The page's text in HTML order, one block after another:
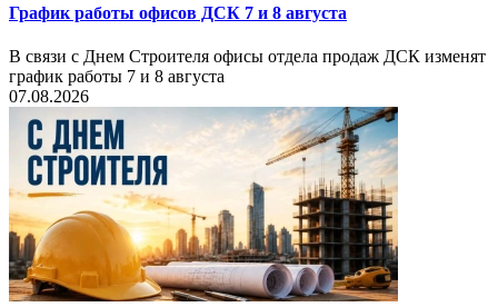
График работы офисов ДСК 7 и 8 августа
В связи с Днем Строителя офисы отдела продаж ДСК изменят
график работы 7 и 8 августа
07.08.2026